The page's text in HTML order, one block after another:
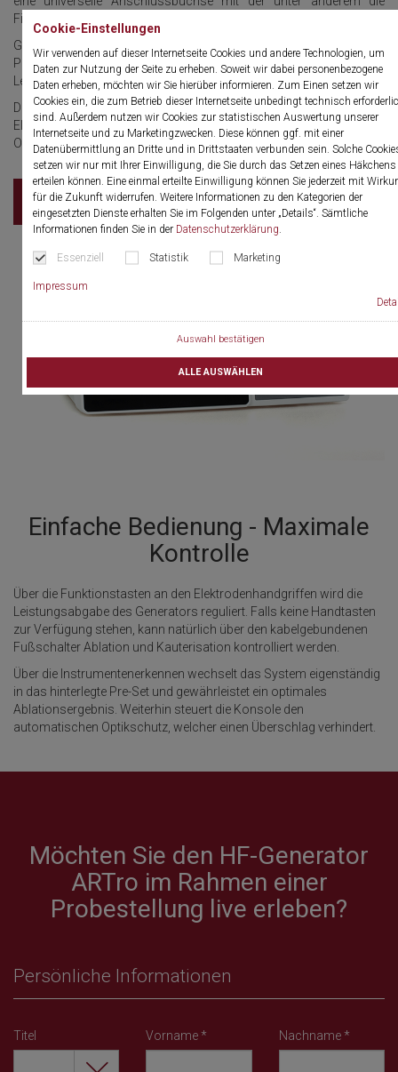
Cookie-Einstellungen
Wir verwenden auf dieser Internetseite Cookies und andere Technologien, um
Daten zur Nutzung der Seite zu erheben. Soweit wir dabei personenbezogene
Daten erheben, möchten wir Sie hierüber informieren. Zum Einen setzen wir
Cookies ein, die zum Betrieb dieser Internetseite unbedingt technisch
sind. Außerdem nutzen wir Cookies zur statistischen Auswertung unserer
Internetseite und zu Marketingzwecken. Diese können ggf. mit einer
Datenübermittlung an Dritte und in Drittstaaten verbunden sein. Solche
setzen wir nur mit Ihrer Einwilligung, die Sie durch das Setzen eines Häkchens
erteilen können. Eine einmal erteilte Einwilligung können Sie jederzeit mit
für die Zukunft widerrufen. Weitere Informationen zu den Kategorien der
eingesetzten Dienste erhalten Sie im Folgenden unter „Details“. Sämtliche
Informationen finden Sie in der Datenschutzerklärung
Essenziell Statistik Marketing
Impressum
Auswahl bestätigen
ALLE AUSWÄHLEN
FirePen- und BiVac-Elektroden angeschlossen werden.
Gesteuert über den integrierten Touchpanel der Konsole können
Profile angelegt, gewünschte Effekte ausgewählt sowie die
Leistungsabgabe in beiden Betriebsmodi angepasst werden.
Die Veränderung der Leistungsabgabe ist auch bei aktivierter
Elektrode möglich. Ebenfalls sind durch den integrierten
Optikschutz ihre kostbaren Optiken vor Überschlägen geschützt.
Prospekt
Einfache Bedienung - Maximale
Kontrolle
Über die Funktionstasten an den Elektrodenhandgriffen wird die
Leistungsabgabe des Generators reguliert. Falls keine Handtasten
zur Verfügung stehen, kann natürlich über den kabelgebundenen
Fußschalter Ablation und Kauterisation kontrolliert werden.
Über die Instrumentenerkennen wechselt das System eigenständig
in das hinterlegte Pre-Set und gewährleistet ein optimales
Ablationsergebnis. Weiterhin steuert die Konsole den
automatischen Optikschutz, welcher einen Überschlag verhindert.
Möchten Sie den HF-Generator
ARTro im Rahmen einer
Probestellung live erleben?
Persönliche Informationen
Titel Vorname * Nachname *